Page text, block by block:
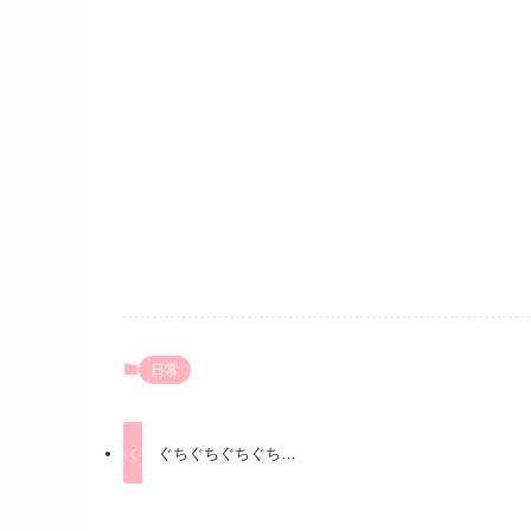
日常
ぐちぐちぐちぐち…